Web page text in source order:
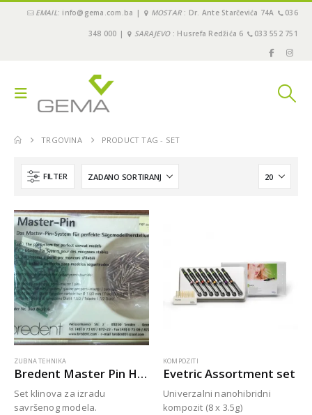
EMAIL: info@gema.com.ba | MOSTAR : Dr. Ante Starčevića 74A 036
348 000 | SARAJEVO: Husrefa Redžića 6 033 552 751
TRGOVINA PRODUCT TAG - SET
FILTER
ZUBNA TEHNIKA
Bredent Master Pin Hulsen
Set klinova za izradu
savršenog modela.
KOMPOZITI
Evetric Assortment set
Univerzalni nanohibridni
kompozit (8 x 3.5g)